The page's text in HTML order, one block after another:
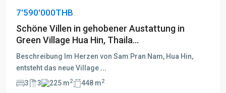
7'590'000THB
Schöne Villen in gehobener Austattung in
Green Village Hua Hin, Thaila...
Beschreibung Im Herzen von Sam Pran Nam, Hua Hin,
entsteht das neue Village ...
3
3 225 m2 448 m2